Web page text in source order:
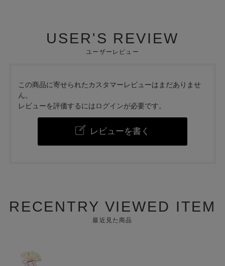
USER'S REVIEW
ユーザーレビュー
この商品に寄せられたカスタマーレビューはまだありませ
ん。
レビューを評価するにはログインが必要です。
レビューを書く
RECENTRY VIEWED ITEM
最近見た商品